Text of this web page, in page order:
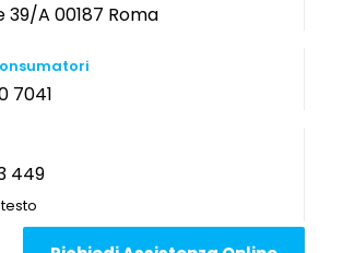
39/A 00187 Roma
7041
449